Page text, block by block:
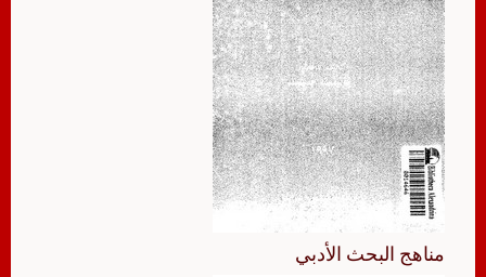
مناهج البحث الأدبي